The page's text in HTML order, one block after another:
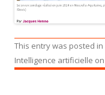
This entry was posted in
Intelligence artificielle on